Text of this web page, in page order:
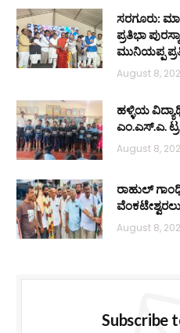
ಸರಗೂರು:
ಪ್ರತಿಭಾ
ಮುನಿಯಪ್ಪ
August 8,
ಹಳ್ಳಿಯ
ಎಂ.ಎಸ್.ಎ.
August 8,
ರಾಹುಲ್
August 8,
Subscribe